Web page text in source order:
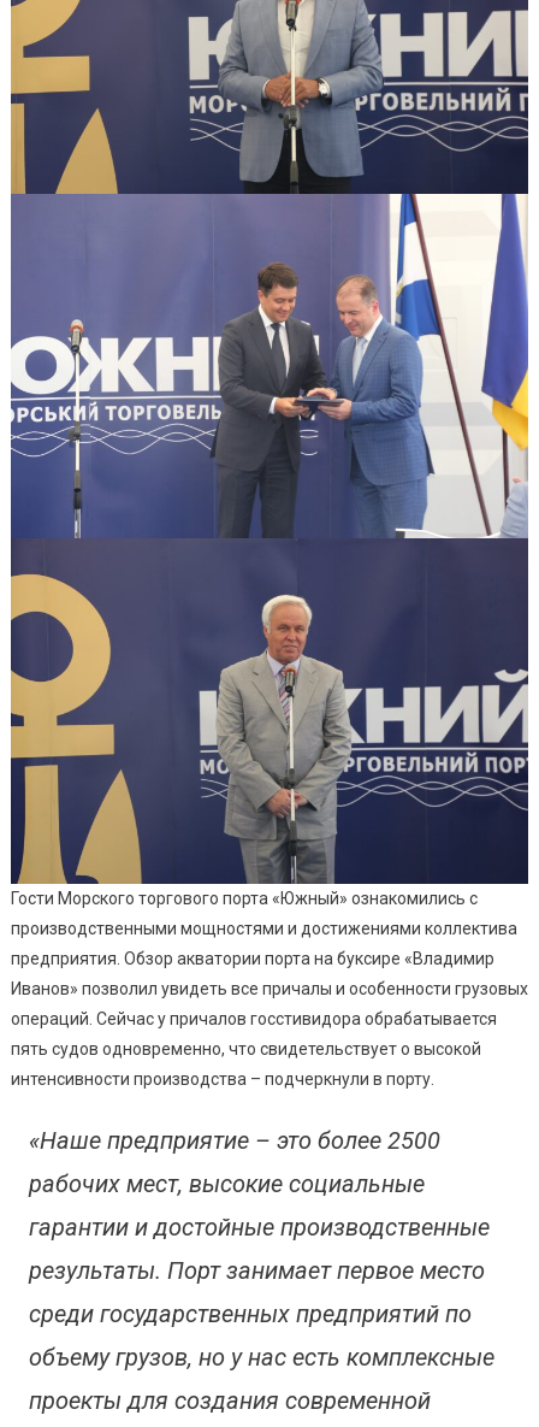
Гости Морского торгового порта «Южный» ознакомились с
производственными мощностями и достижениями коллектива
предприятия. Обзор акватории порта на буксире «Владимир
Иванов» позволил увидеть все причалы и особенности грузовых
операций. Сейчас у причалов госстивидора обрабатывается
пять судов одновременно, что свидетельствует о высокой
интенсивности производства – подчеркнули в порту.
«Наше предприятие – это более 2500
рабочих мест, высокие социальные
гарантии и достойные производственные
результаты. Порт занимает первое место
среди государственных предприятий по
объему грузов, но у нас есть комплексные
проекты для создания современной